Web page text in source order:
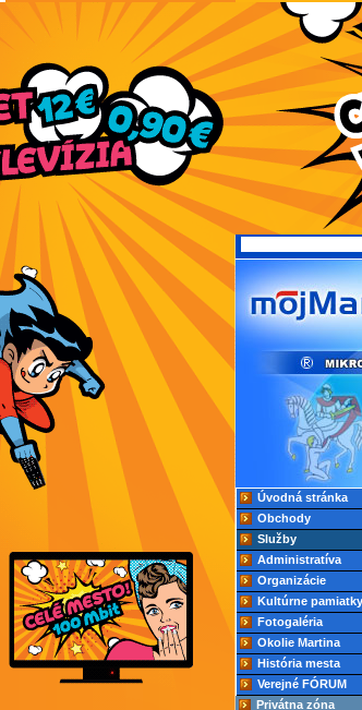
Úvodná stránka
Obchody
Služby
Administratíva
Organizácie
Kultúrne pamiatky
Fotogaléria
Okolie Martina
História mesta
Verejné FÓRUM
Privátna zóna